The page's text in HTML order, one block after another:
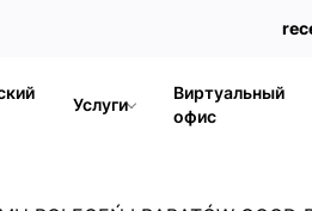
Услуги
Виртуальный
офис